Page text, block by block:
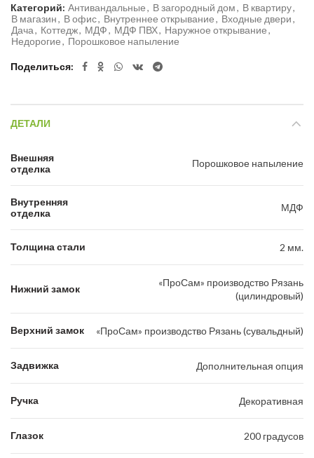
Категорий: Антивандальные, В загородный дом, В квартиру,
В магазин, В офис, Внутреннее открывание, Входные двери,
Дача, Коттедж, МДФ, МДФ ПВХ, Наружное открывание,
Недорогие, Порошковое напыление
Поделиться
ДЕТАЛИ
Внешняя
отделка
Порошковое напыление
Внутренняя
отделка
МДФ
Толщина стали 2 мм.
Нижний замок
«ПроСам» производство Рязань
(цилиндровый)
Верхний замок «ПроСам» производство Рязань (сувальдный)
Задвижка Дополнительная опция
Ручка Декоративная
Глазок 200 градусов